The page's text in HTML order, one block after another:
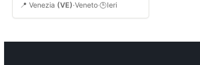
📍 Venezia (VE)·Veneto·🕒Ieri